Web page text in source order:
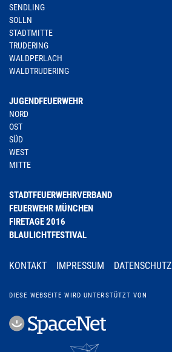
SENDLING
SOLLN
STADTMITTE
TRUDERING
WALDPERLACH
WALDTRUDERING
JUGENDFEUERWEHR
NORD
OST
SÜD
WEST
MITTE
STADTFEUERWEHRVERBAND
FEUERWEHR MÜNCHEN
FIRETAGE 2016
BLAULICHTFESTIVAL
KONTAKT IMPRESSUM DATENSCHUTZ
DIESE WEBSEITE WIRD UNTERSTÜTZT VON